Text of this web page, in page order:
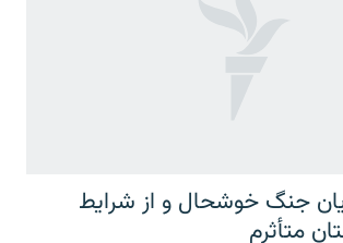
جنگ خوشحال و از شرایط
متأثرم